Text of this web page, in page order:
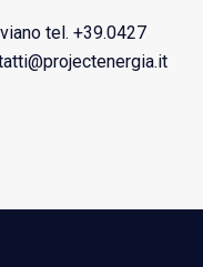
tel. +39.0427